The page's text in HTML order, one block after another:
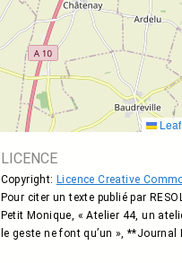
LICENCE
Copyright: Licence Creative
Pour citer un texte publié par
Petit Monique, « Atelier 44, un
le geste ne font qu’un », **Journal